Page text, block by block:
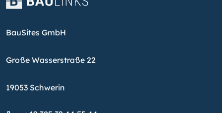
BauSites GmbH
Große Wasserstraße 22
19053 Schwerin